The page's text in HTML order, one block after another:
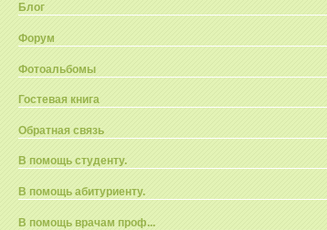
Блог
Форум
Фотоальбомы
Гостевая книга
Обратная связь
В помощь студенту.
В помощь абитуриенту.
В помощь врачам проф...